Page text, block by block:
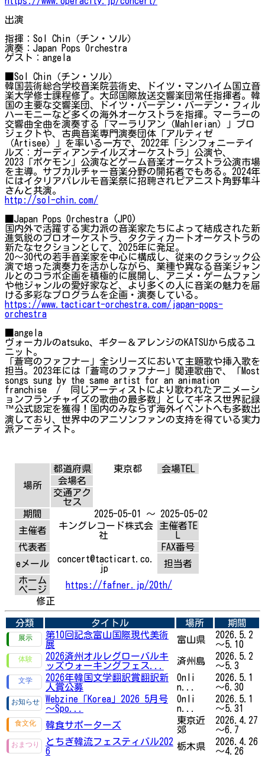
出演
指揮：Sol Chin（チン・ソル）
演奏：Japan Pops Orchestra
ゲスト：angela
■Sol Chin（チン・ソル）
韓国芸術総合学校音楽院芸術史、ドイツ・マンハイム国立音
楽大学修士課程修了。大邱国際放送交響楽団常任指揮者。韓
国の主要な交響楽団、ドイツ・バーデン・バーデン・フィル
ハーモニーなど多くの海外オーケストラを指揮。マーラーの
交響曲全曲を演奏する「マーラリアン（Mahlerian）」プロ
ジェクトや、古典音楽専門演奏団体「アルティゼ
（Artisee）」を率いる一方で、2022年「シンフォニーテイ
ルズ：ガーディアンテイルズオーケストラ」公演や、
2023「ポケモン」公演などゲーム音楽オーケストラ公演市場
を主導。サブカルチャー音楽分野の開拓者でもある。2024年
にはイタリアパレルモ音楽祭に招聘されピアニスト角野隼斗
さんと共演。
http://sol-chin.com/
■Japan Pops Orchestra (JPO)
国内外で活躍する実力派の音楽家たちによって結成された新
進気鋭のプロオーケストラ、タクティカートオーケストラの
新たなセクションとして、2025年に発足。
20～30代の若手音楽家を中心に構成し、従来のクラシック公
演で培った演奏力を活かしながら、業種や異なる音楽ジャン
ルとのコラボ企画を積極的に展開し、アニメ・ゲームファン
や他ジャンルの愛好家など、より多くの人に音楽の魅力を届
ける多彩なプログラムを企画・演奏している。
https://www.tacticart-orchestra.com/japan-pops-
orchestra
■angela
ヴォーカルのatsuko、ギター＆アレンジのKATSUから成るユ
ニット。
「蒼穹のファフナー」全シリーズにおいて主題歌や挿入歌を
担当。2023年には「蒼穹のファフナー」関連歌曲で、「Most
songs sung by the same artist for an animation
franchise / 同じアーティストにより歌われたアニメーシ
ョンフランチャイズの歌曲の最多数」としてギネス世界記録
™公式認定を獲得！国内のみならず海外イベントへも多数出
演しており、世界中のアニソンファンの支持を得ている実力
派アーティスト。
場所
都道府県 東京都
会場TEL
会場名
交通アク
セス
期間
2025-05-01 ～ 2025-05-02
主催者
キングレコード株式会
社
主催者TE
代表者
FAX番号
eメール
concert@tacticart.co.
jp
担当者
ホーム
ページ
https://fafner.jp/20th/
修正
分類 タイトル 場所
期間
第10回記念富山国際現代美術
展
富山県
2026.5.2
～5.10
2026済州オルレグローバルキ
ッズウォーキングフェス...
済州島
2026.5.2
～5.3
2026年韓国文学翻訳賞翻訳新
人賞公募
Onli
n...
2026.5.1
～6.30
Webzine「Korea」2026 5月号
～Spo...
Onli
n...
2026.5.1
～5.31
韓食サポーターズ
東京近
郊
2026.4.27
～6.7
とちぎ韓流フェスティバル202
6
栃木県
2026.4.26
～4.26